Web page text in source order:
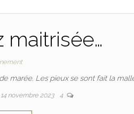
maitrisée…
marée. Les pieux se sont fait la
14 novembre 2023 4